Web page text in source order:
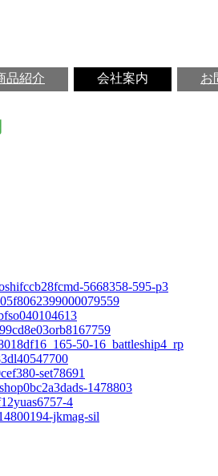
品紹介 会社案内 お
5668358-595-p3
50-16_battleship4_rp
set78691
1478803
4
jkmag-sil